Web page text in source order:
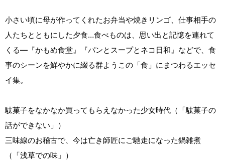
小さい頃に母が作ってくれたお弁当や焼きリンゴ、仕事相手の
人たちとともにした夕食…食べものは、思い出と記憶を連れて
くる―『かもめ食堂』『パンとスープとネコ日和』などで、食
事のシーンを鮮やかに綴る群ようこの「食」にまつわるエッセ
イ集。
駄菓子をなかなか買ってもらえなかった少女時代（「駄菓子の
話ができない」）
三味線のお稽古で、今は亡き師匠にご馳走になった鍋雑煮
（「浅草での味」）